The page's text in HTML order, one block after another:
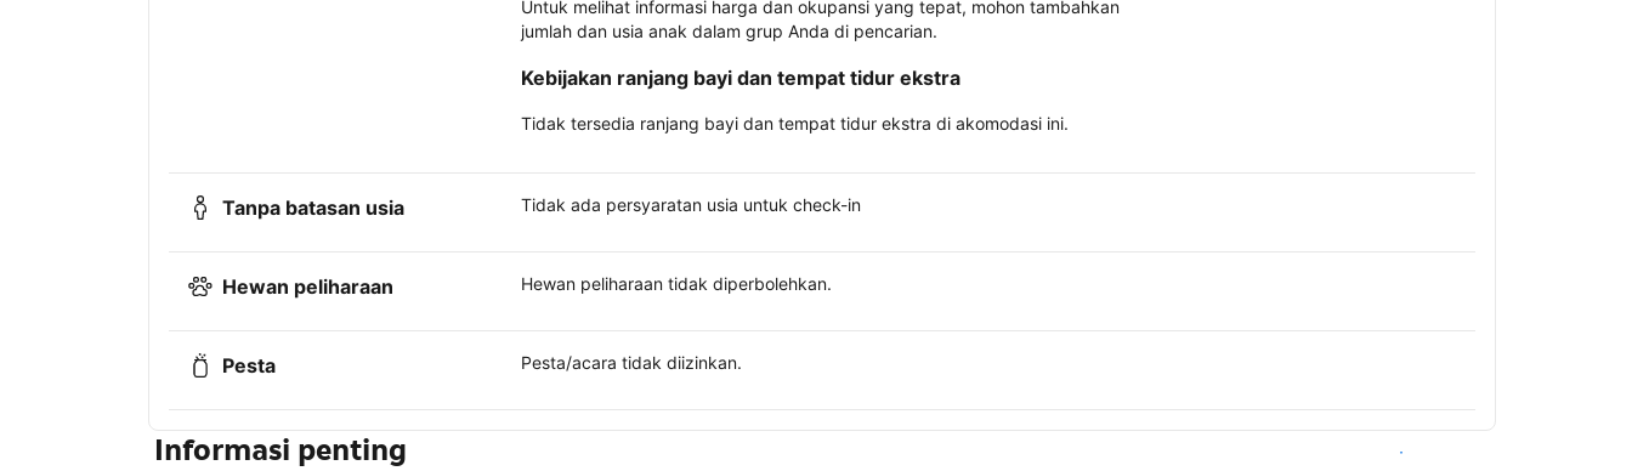
Untuk melihat informasi harga dan okupansi yang tepat, mohon tambahkan
jumlah dan usia anak dalam grup Anda di pencarian.
Kebijakan ranjang bayi dan tempat tidur ekstra
Tidak tersedia ranjang bayi dan tempat tidur ekstra di akomodasi ini.
Tanpa batasan usia Tidak ada persyaratan usia untuk check-in
Hewan peliharaan Hewan peliharaan tidak diperbolehkan.
Pesta Pesta/acara tidak diizinkan.
Informasi penting Lihat ketersediaan